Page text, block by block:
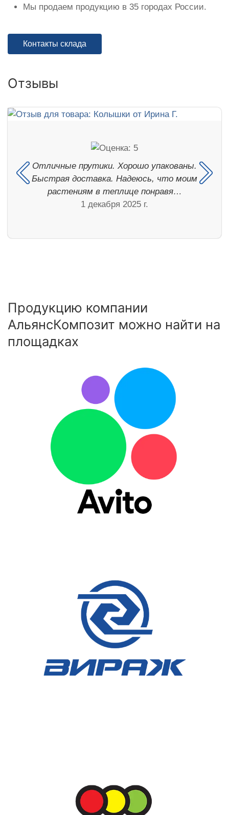
Мы продаем продукцию в 35 городах России.
Контакты склада
Отзывы
Отличные прутики. Хорошо упакованы.
Быстрая доставка. Надеюсь, что моим
растениям в теплице понравя…
1 декабря 2025 г.
Продукцию компании
АльянсКомпозит можно найти на
площадках